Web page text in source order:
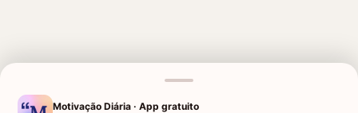
Motivação Diária · App gratuito